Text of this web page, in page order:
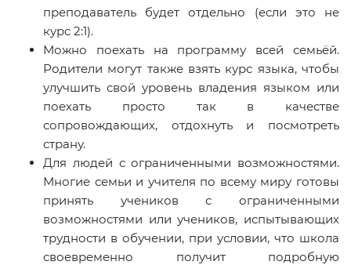
преподаватель будет отдельно (если это не
курс 2:1).
Можно поехать на программу всей семьёй.
Родители могут также взять курс языка, чтобы
улучшить свой уровень владения языком или
поехать просто так в качестве
сопровождающих, отдохнуть и посмотреть
страну.
Для людей с ограниченными возможностями.
Многие семьи и учителя по всему миру готовы
принять учеников с ограниченными
возможностями или учеников, испытывающих
трудности в обучении, при условии, что школа
своевременно получит подробную